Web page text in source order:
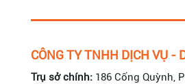
CÔNG TY TNHH DỊCH VỤ -
Trụ sở chính: 186 Cống Quỳnh,